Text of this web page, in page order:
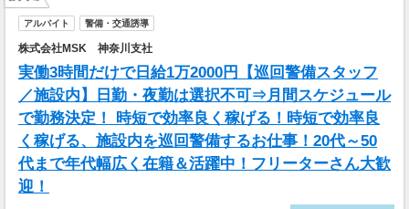
アルバイト 警備・交通誘導
株式会社MSK 神奈川支社
実働3時間だけで日給1万2000円【巡回警備スタッフ
／施設内】日勤・夜勤は選択不可⇒月間スケジュール
で勤務決定！ 時短で効率良く稼げる！時短で効率良
く稼げる、施設内を巡回警備するお仕事！20代～50
代まで年代幅広く在籍＆活躍中！フリーターさん大歓
迎！